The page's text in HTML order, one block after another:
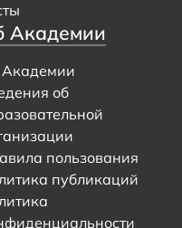
Академии
об
пользования
публикаций